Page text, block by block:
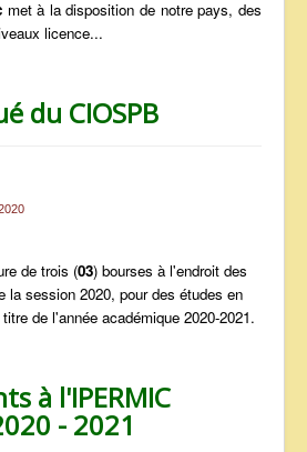
met à la disposition de notre pays, des
licence...
du CIOSPB
de trois (03) bourses à l'endroit des
la session 2020, pour des études en
de l'année académique 2020-2021.
à l'IPERMIC
- 2021